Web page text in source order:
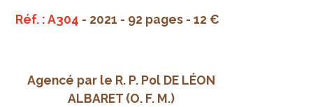
Réf. : A304 - 2021 - 92 pages - 12 €
Agencé par le R. P. Pol DE LÉON
ALBARET (O. F. M.)